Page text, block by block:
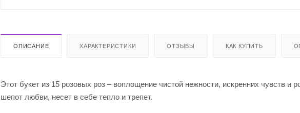
ОПИСАНИЕ ХАРАКТЕРИСТИКИ ОТЗЫВЫ КАК КУПИТЬ
Этот букет из 15 розовых роз – воплощение чистой нежности, искренних чувств и
шепот любви, несет в себе тепло и трепет.